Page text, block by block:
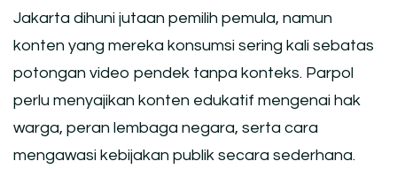
Jakarta dihuni jutaan pemilih pemula, namun
konten yang mereka konsumsi sering kali sebatas
potongan video pendek tanpa konteks. Parpol
perlu menyajikan konten edukatif mengenai hak
warga, peran lembaga negara, serta cara
mengawasi kebijakan publik secara sederhana.